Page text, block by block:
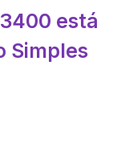
está
Simples